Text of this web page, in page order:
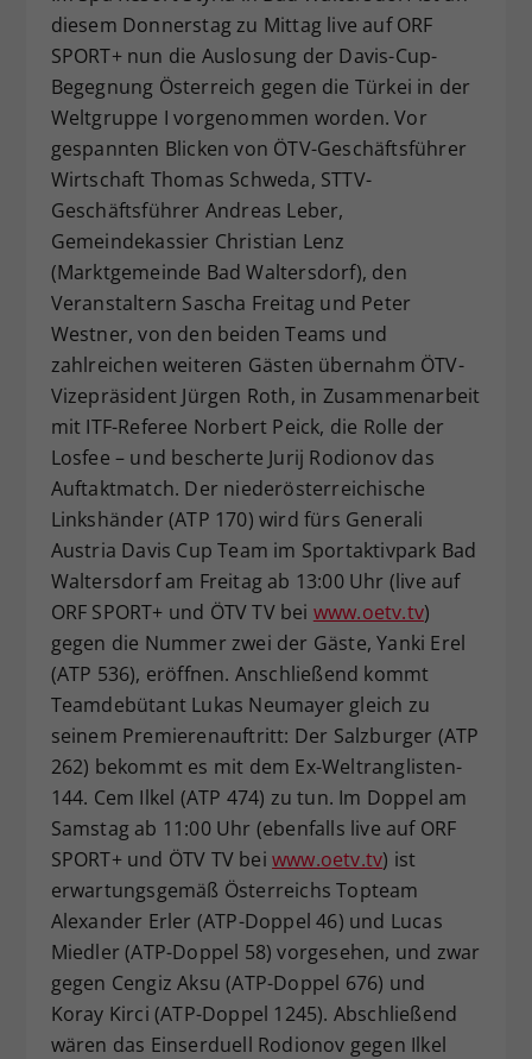
diesem Donnerstag zu Mittag live auf ORF
SPORT+ nun die Auslosung der Davis-Cup-
Begegnung Österreich gegen die Türkei in der
Weltgruppe I vorgenommen worden. Vor
gespannten Blicken von ÖTV-Geschäftsführer
Wirtschaft Thomas Schweda, STTV-
Geschäftsführer Andreas Leber,
Gemeindekassier Christian Lenz
(Marktgemeinde Bad Waltersdorf), den
Veranstaltern Sascha Freitag und Peter
Westner, von den beiden Teams und
zahlreichen weiteren Gästen übernahm ÖTV-
Vizepräsident Jürgen Roth, in Zusammenarbeit
mit ITF-Referee Norbert Peick, die Rolle der
Losfee – und bescherte Jurij Rodionov das
Auftaktmatch. Der niederösterreichische
Linkshänder (ATP 170) wird fürs Generali
Austria Davis Cup Team im Sportaktivpark Bad
Waltersdorf am Freitag ab 13:00 Uhr (live auf
ORF SPORT+ und ÖTV TV bei www.oetv.tv)
gegen die Nummer zwei der Gäste, Yanki Erel
(ATP 536), eröffnen. Anschließend kommt
Teamdebütant Lukas Neumayer gleich zu
seinem Premierenauftritt: Der Salzburger (ATP
262) bekommt es mit dem Ex-Weltranglisten-
144. Cem Ilkel (ATP 474) zu tun. Im Doppel am
Samstag ab 11:00 Uhr (ebenfalls live auf ORF
SPORT+ und ÖTV TV bei www.oetv.tv) ist
erwartungsgemäß Österreichs Topteam
Alexander Erler (ATP-Doppel 46) und Lucas
Miedler (ATP-Doppel 58) vorgesehen, und zwar
gegen Cengiz Aksu (ATP-Doppel 676) und
Koray Kirci (ATP-Doppel 1245). Abschließend
wären das Einserduell Rodionov gegen Ilkel
Zweck
Dieser Wert speichert Ihre Consent-
Einstellungen. Unter anderem eine
zufällig generierte ID, für die
historische Speicherung Ihrer
vorgenommen Einstellungen, falls der
Webseiten-Betreiber dies eingestellt
hat.